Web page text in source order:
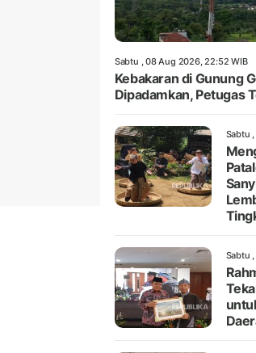
Sabtu , 08 Aug 2026, 22:52 WIB
Kebakaran di Gunung
Dipadamkan, Petugas
Sabtu
Sabtu